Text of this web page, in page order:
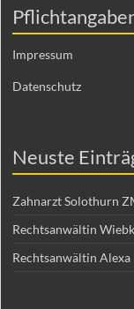
Impressum
Datenschutz
Neuste
Zahnarzt Solothurn
Rechtsanwältin
Rechtsanwältin